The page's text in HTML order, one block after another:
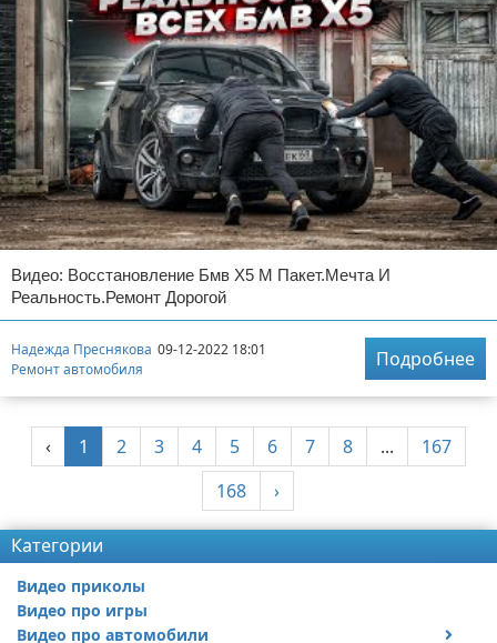
Видео: Восстановление Бмв Х5 М Пакет.Мечта И
Реальность.Ремонт Дорогой
Надежда Преснякова 09-12-2022 18:01
Ремонт автомобиля
Подробнее
‹ 1 2 3 4 5 6 7 8 ...
167
168
›
Категории
Видео приколы
Видео про игры
Видео про автомобили